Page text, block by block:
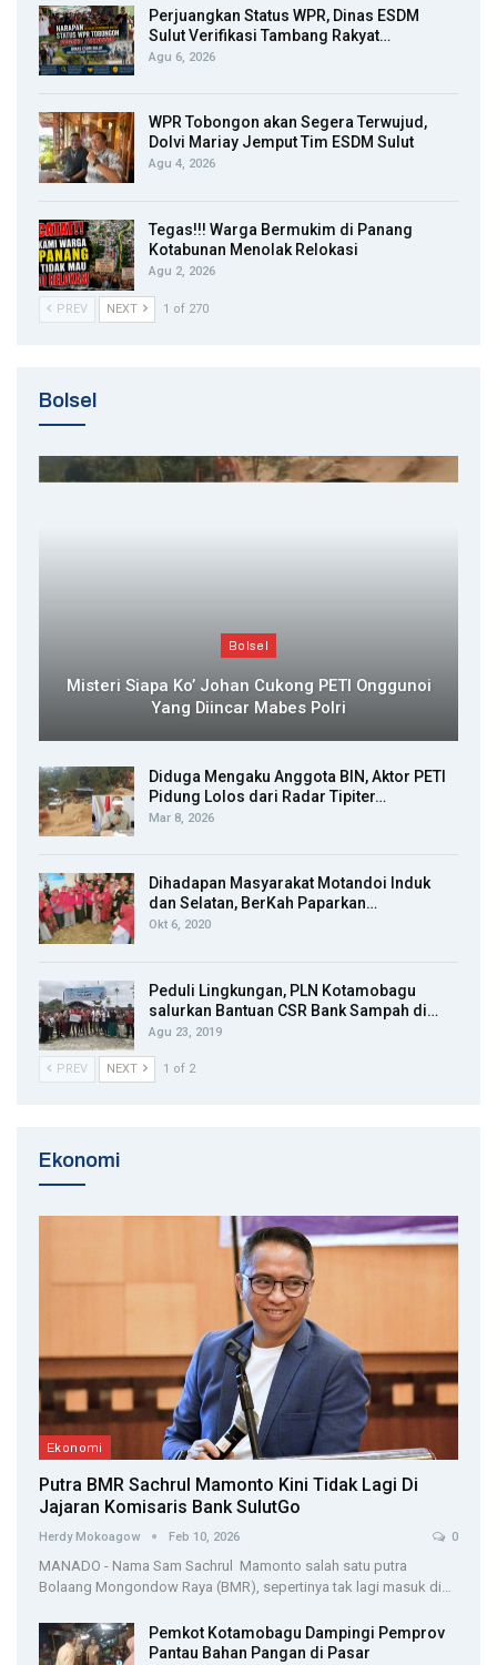
Perjuangkan Status WPR, Dinas ESDM
Sulut Verifikasi Tambang Rakyat…
Agu 6, 2026
WPR Tobongon akan Segera Terwujud,
Dolvi Mariay Jemput Tim ESDM Sulut
Agu 4, 2026
Tegas!!! Warga Bermukim di Panang
Kotabunan Menolak Relokasi
Agu 2, 2026
PREV NEXT 1 of 270
Bolsel
Bolsel
Misteri Siapa Ko’ Johan Cukong PETI Onggunoi
Yang Diincar Mabes Polri
Diduga Mengaku Anggota BIN, Aktor PETI
Pidung Lolos dari Radar Tipiter…
Mar 8, 2026
Dihadapan Masyarakat Motandoi Induk
dan Selatan, BerKah Paparkan…
Okt 6, 2020
Peduli Lingkungan, PLN Kotamobagu
salurkan Bantuan CSR Bank Sampah di…
Agu 23, 2019
PREV NEXT 1 of 2
Ekonomi
Ekonomi
Putra BMR Sachrul Mamonto Kini Tidak Lagi Di
Jajaran Komisaris Bank SulutGo
Herdy Mokoagow Feb 10, 2026 0
MANADO - Nama Sam Sachrul Mamonto salah satu putra
Bolaang Mongondow Raya (BMR), sepertinya tak lagi masuk di…
Pemkot Kotamobagu Dampingi Pemprov
Pantau Bahan Pangan di Pasar